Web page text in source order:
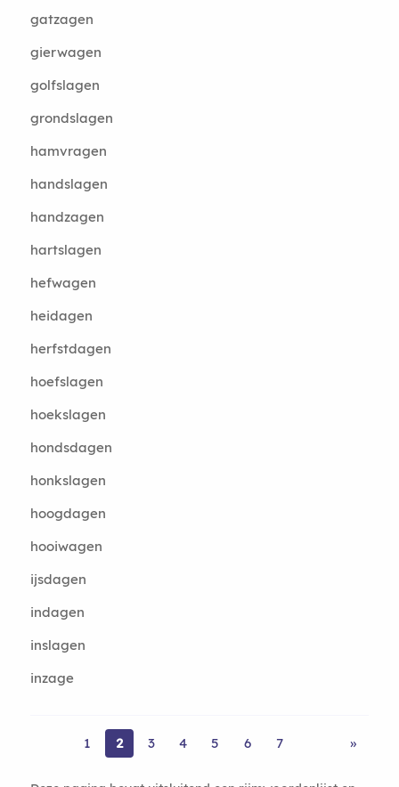
gatzagen
gierwagen
golfslagen
grondslagen
hamvragen
handslagen
handzagen
hartslagen
hefwagen
heidagen
herfstdagen
hoefslagen
hoekslagen
hondsdagen
honkslagen
hoogdagen
hooiwagen
ijsdagen
indagen
inslagen
inzage
1 2 3 4 5 6 7 »